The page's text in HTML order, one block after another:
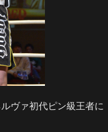
ヴァ初代ピン級王者に